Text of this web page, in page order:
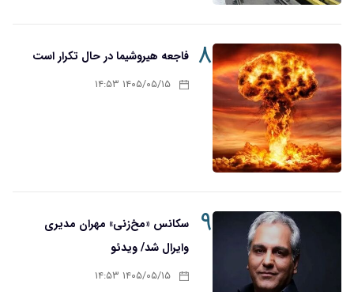
۸ فاجعه هیروشیما در حال تکرار است
۱۴۰۵/۰۵/۱۵ ۱۴:۵۳
۹
سکانس «مخ‌زنی» مهران مدیری
وایرال شد/ ویدئو
۱۴۰۵/۰۵/۱۵ ۱۴:۵۳